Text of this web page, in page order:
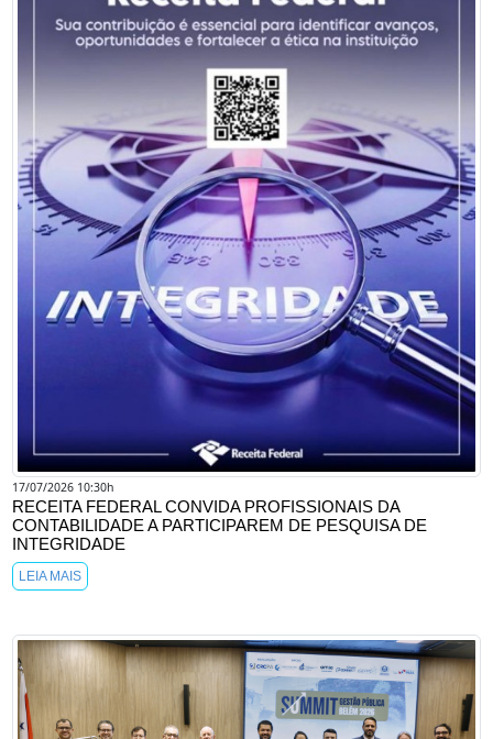
17/07/2026 10:30h
RECEITA FEDERAL CONVIDA PROFISSIONAIS DA
CONTABILIDADE A PARTICIPAREM DE PESQUISA DE
INTEGRIDADE
LEIA MAIS